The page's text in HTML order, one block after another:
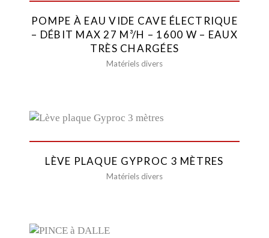
POMPE À EAU VIDE CAVE ÉLECTRIQUE
– DÉBIT MAX 27 M³/H – 1600 W – EAUX
TRÈS CHARGÉES
Matériels divers
LÈVE PLAQUE GYPROC 3 MÈTRES
Matériels divers